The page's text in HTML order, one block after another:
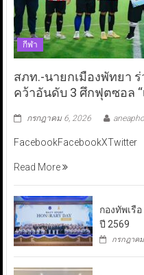
กีฬา
สภท.-นายกเมืองพัทยา
คว้าอันดับ 3 ศึกฟุตซอล
กรกฎาคม 6, 2026
FacebookFacebookXTwitter
Read More
กองทัพเรื
ปี 2569
กรกฎาค